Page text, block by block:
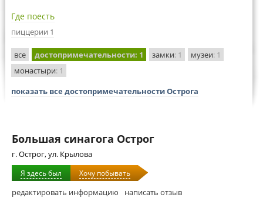
Где поесть
пиццерии 1
все достопримечательности: 1 замки: 1 музеи: 1
монастыри: 1
показать все достопримечательности Острога
Большая синагога Острог
г. Острог, ул. Крылова
Я здесь был Хочу побывать
редактировать информацию написать отзыв